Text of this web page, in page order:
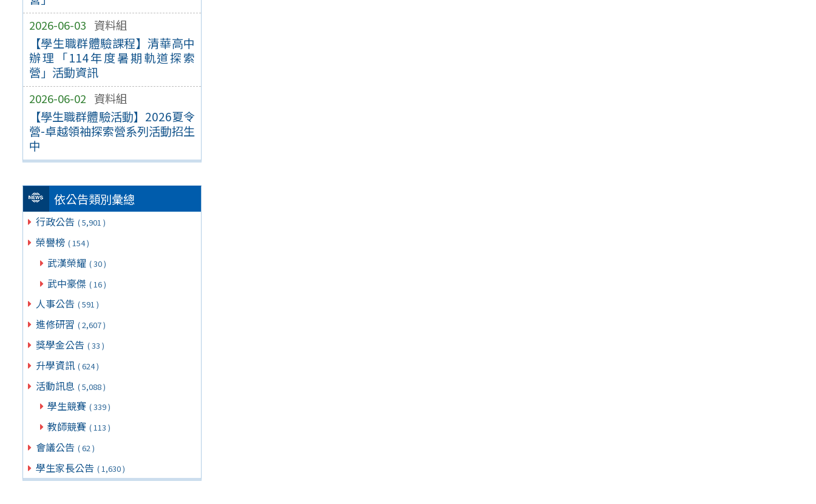
2026-06-03 資料組
【學生職群體驗課程】清華高中
辦理「114年度暑期軌道探索
營」活動資訊
2026-06-02 資料組
【學生職群體驗活動】2026夏令
營-卓越領袖探索營系列活動招生
中
依公告類別彙總
行政公告 ( 5,901 )
榮譽榜 ( 154 )
武漢榮耀 ( 30 )
武中豪傑 ( 16 )
人事公告 ( 591 )
進修研習 ( 2,607 )
獎學金公告 ( 33 )
升學資訊 ( 624 )
活動訊息 ( 5,088 )
學生競賽 ( 339 )
教師競賽 ( 113 )
會議公告 ( 62 )
學生家長公告 ( 1,630 )